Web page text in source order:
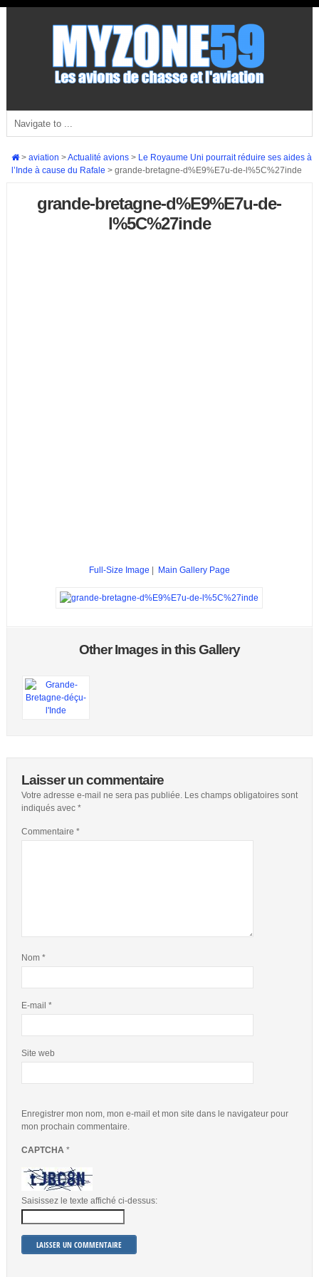
> aviation >Actualité avions> Le Royaume Uni pourrait réduire ses aides à
l’Inde à cause du Rafale > grande-bretagne-d%E9%E7u-de-l%5C%27inde
grande-bretagne-d%E9%E7u-de-
l%5C%27inde
Full-Size Image Main Gallery Page
Other Images in this Gallery
Laisser un commentaire
Votre adresse e-mail ne sera pas publiée. Les champs obligatoires sont
indiqués avec *
Commentaire *
Nom *
E-mail *
Site web
Enregistrer mon nom, mon e-mail et mon site dans le navigateur pour
mon prochain commentaire.
CAPTCHA *
Saisissez le texte affiché ci-dessus: